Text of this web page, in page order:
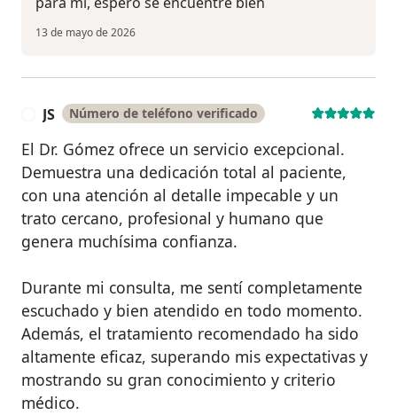
13 de mayo de 2026
JS Número de teléfono verificado
El Dr. Gómez ofrece un servicio excepcional.
Demuestra una dedicación total al paciente,
con una atención al detalle impecable y un
trato cercano, profesional y humano que
genera muchísima confianza.
Durante mi consulta, me sentí completamente
escuchado y bien atendido en todo momento.
Además, el tratamiento recomendado ha sido
altamente eficaz, superando mis expectativas y
mostrando su gran conocimiento y criterio
médico.